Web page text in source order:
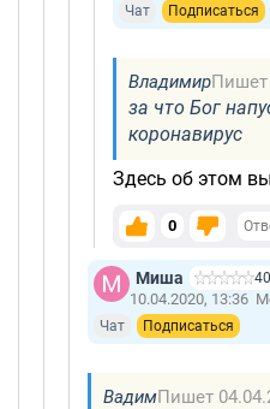
Чат Подписаться
ВладимирПишет
за что Бог
коронавирус
Здесь об этом
0
Миша 40
10.04.2020, 13:36
Чат Подписаться
ВадимПишет